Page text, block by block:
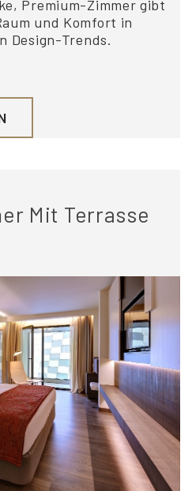
Premium-Zimmer gibt
und Komfort in
Design-Trends.
Mit Terrasse